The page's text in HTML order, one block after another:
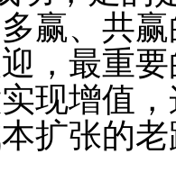
赢、共
，最重
现增值
扩张的